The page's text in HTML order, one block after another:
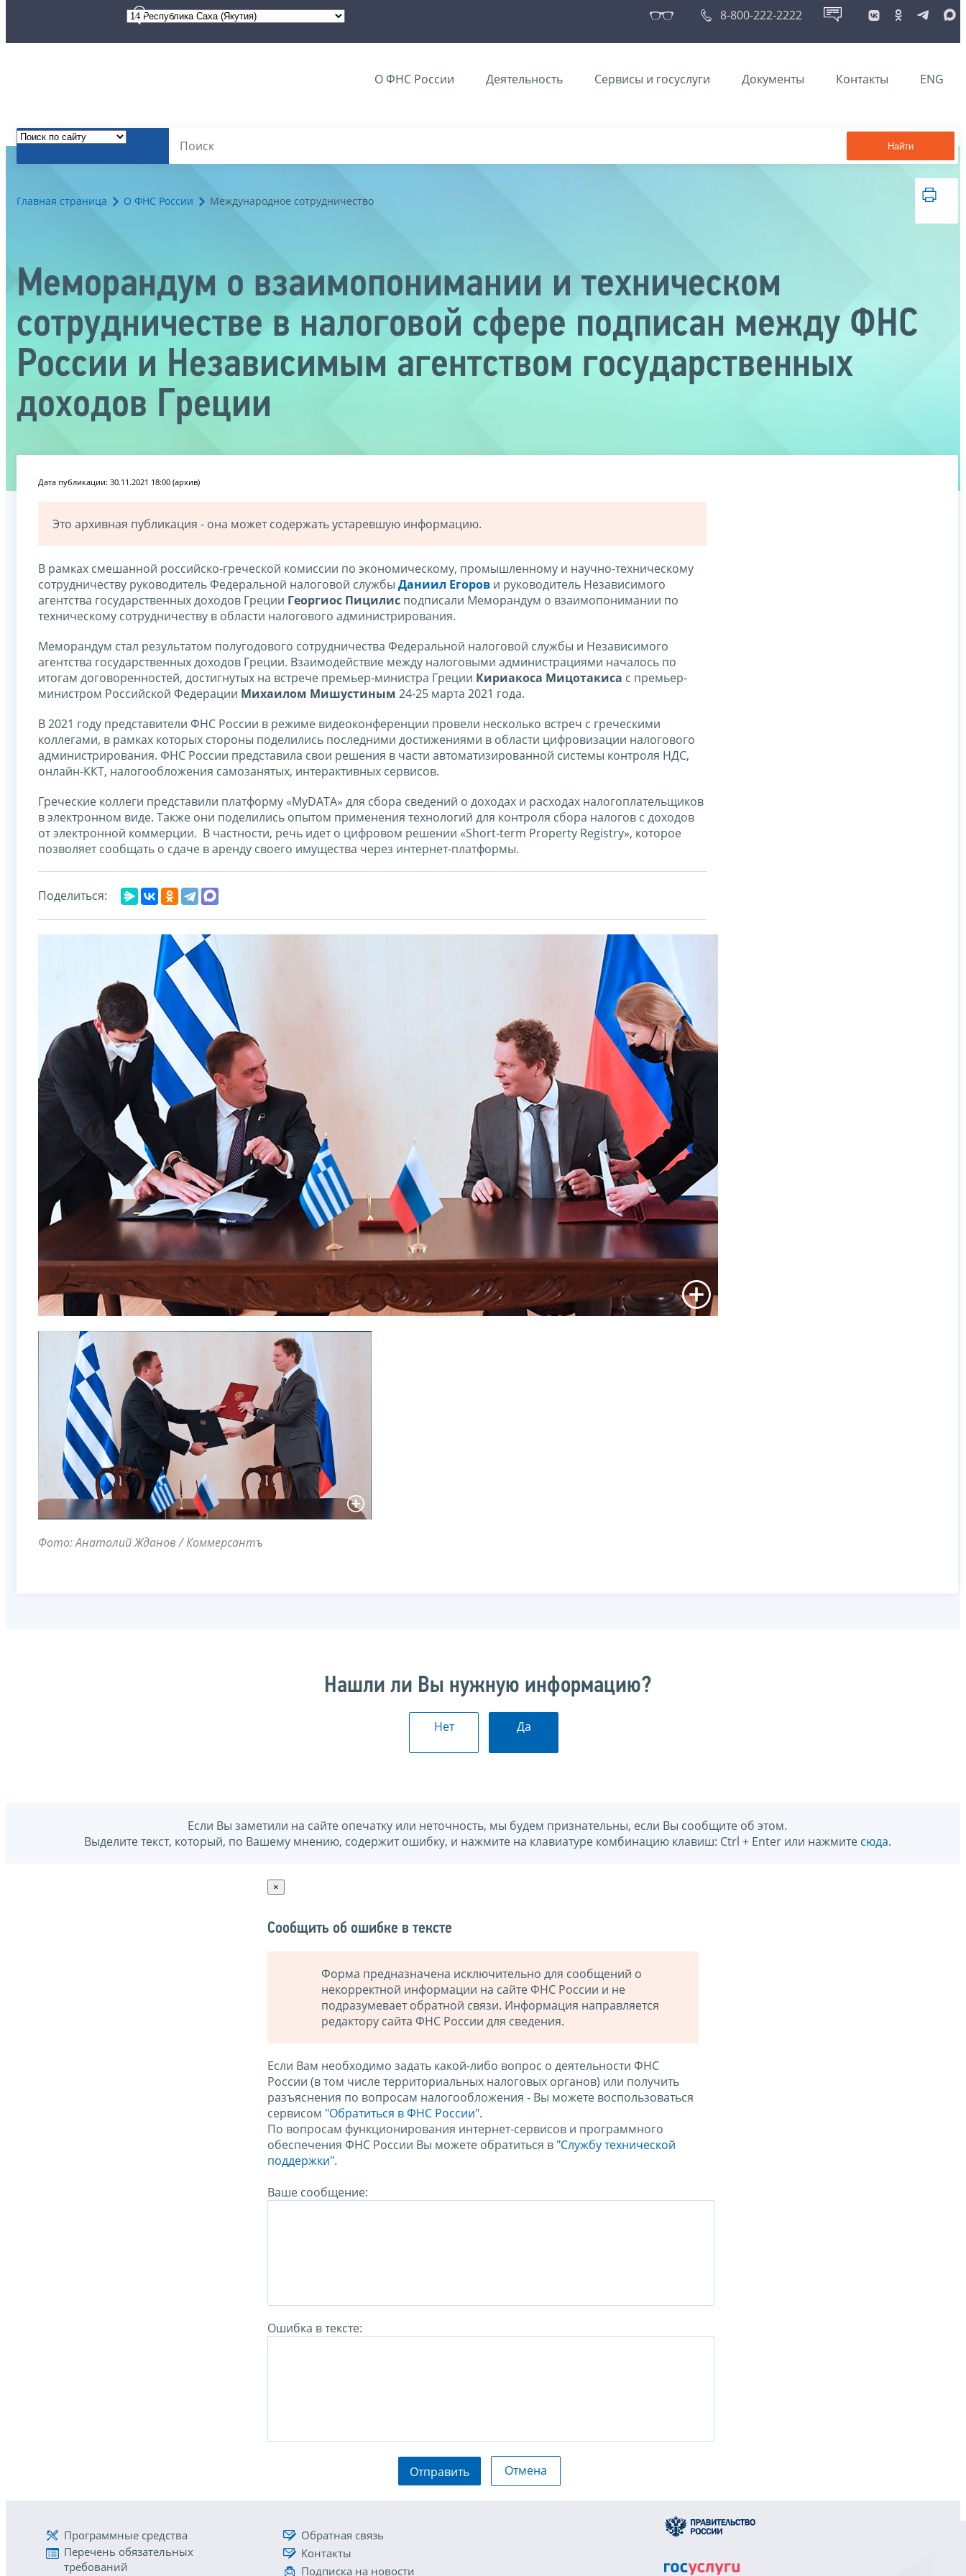
8-800-222-2222
О ФНС России Деятельность Сервисы и госуслуги Документы Контакты ENG
Найти
Главная страница О ФНС России Международное сотрудничество
Меморандум о взаимопонимании и техническом
сотрудничестве в налоговой сфере подписан между ФНС
России и Независимым агентством государственных
доходов Греции
Дата публикации: 30.11.2021 18:00 (архив)
Это архивная публикация - она может содержать устаревшую информацию.
В рамках смешанной российско-греческой комиссии по экономическому, промышленному и научно-техническому
сотрудничеству руководитель Федеральной налоговой службы Даниил Егоров и руководитель Независимого
агентства государственных доходов Греции Георгиос Пицилис подписали Меморандум о взаимопонимании по
техническому сотрудничеству в области налогового администрирования.
Меморандум стал результатом полугодового сотрудничества Федеральной налоговой службы и Независимого
агентства государственных доходов Греции. Взаимодействие между налоговыми администрациями началось по
итогам договоренностей, достигнутых на встрече премьер-министра Греции Кириакоса Мицотакиса с премьер-
министром Российской Федерации Михаилом Мишустиным 24-25 марта 2021 года.
В 2021 году представители ФНС России в режиме видеоконференции провели несколько встреч с греческими
коллегами, в рамках которых стороны поделились последними достижениями в области цифровизации налогового
администрирования. ФНС России представила свои решения в части автоматизированной системы контроля НДС,
онлайн-ККТ, налогообложения самозанятых, интерактивных сервисов.
Греческие коллеги представили платформу «MyDATA» для сбора сведений о доходах и расходах налогоплательщиков
в электронном виде. Также они поделились опытом применения технологий для контроля сбора налогов с доходов
от электронной коммерции. В частности, речь идет о цифровом решении «Short-term Property Registry», которое
позволяет сообщать о сдаче в аренду своего имущества через интернет-платформы.
Поделиться:
Фото: Анатолий Жданов / Коммерсантъ
Нашли ли Вы нужную информацию?
Нет Да
Если Вы заметили на сайте опечатку или неточность, мы будем признательны, если Вы сообщите об этом.
Выделите текст, который, по Вашему мнению, содержит ошибку, и нажмите на клавиатуре комбинацию клавиш: Ctrl + Enter или нажмите сюда.
×
Сообщить об ошибке в тексте
Форма предназначена исключительно для сообщений о
некорректной информации на сайте ФНС России и не
подразумевает обратной связи. Информация направляется
редактору сайта ФНС России для сведения.
Если Вам необходимо задать какой-либо вопрос о деятельности ФНС
России (в том числе территориальных налоговых органов) или получить
разъяснения по вопросам налогообложения - Вы можете воспользоваться
сервисом "Обратиться в ФНС России".
По вопросам функционирования интернет-сервисов и программного
обеспечения ФНС России Вы можете обратиться в "Службу технической
поддержки".
Ваше сообщение:
Ошибка в тексте:
Отправить Отмена
Программные средства
Перечень обязательных
требований
Обратная связь
Контакты
Подписка на новости